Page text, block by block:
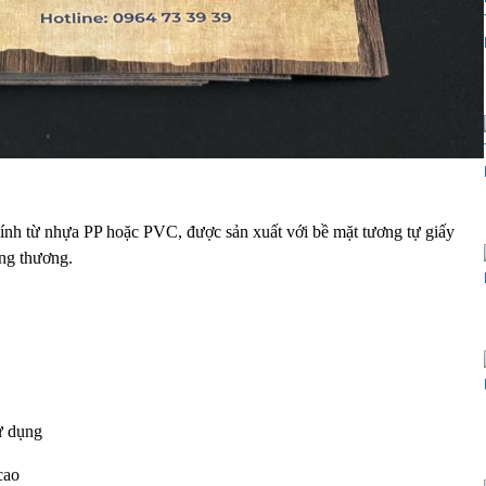
từ nhựa PP hoặc PVC, được sản xuất với bề mặt tương tự giấy
thương.
dụng